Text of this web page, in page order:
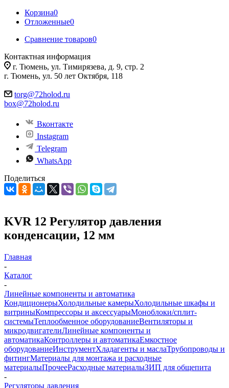
Корзина0
Отложенные0
Сравнение товаров0
Контактная информация
г. Тюмень, ул. Тимирязева, д. 9, стр. 2
г. Тюмень, ул. 50 лет Октября, 118
torg@72holod.ru
box@72holod.ru
Вконтакте
Instagram
Telegram
WhatsApp
Поделиться
KVR 12 Регулятор давления
конденсации, 12 мм
Главная
-
Каталог
-
Линейные компоненты и автоматика
КондиционерыХолодильные камерыХолодильные шкафы и
витриныКомпрессоры и аксессуарыМоноблоки/сплит-
системыТеплообменное оборудованиеВентиляторы и
микродвигателиЛинейные компоненты и
автоматикаКонтроллеры и автоматикаЕмкостное
оборудованиеИнструментХладагенты и маслаТрубопроводы и
фитингМатериалы для монтажа и расходные
материалыПрочееРасходные материалыЗИП для общепита
-
Регуляторы давления